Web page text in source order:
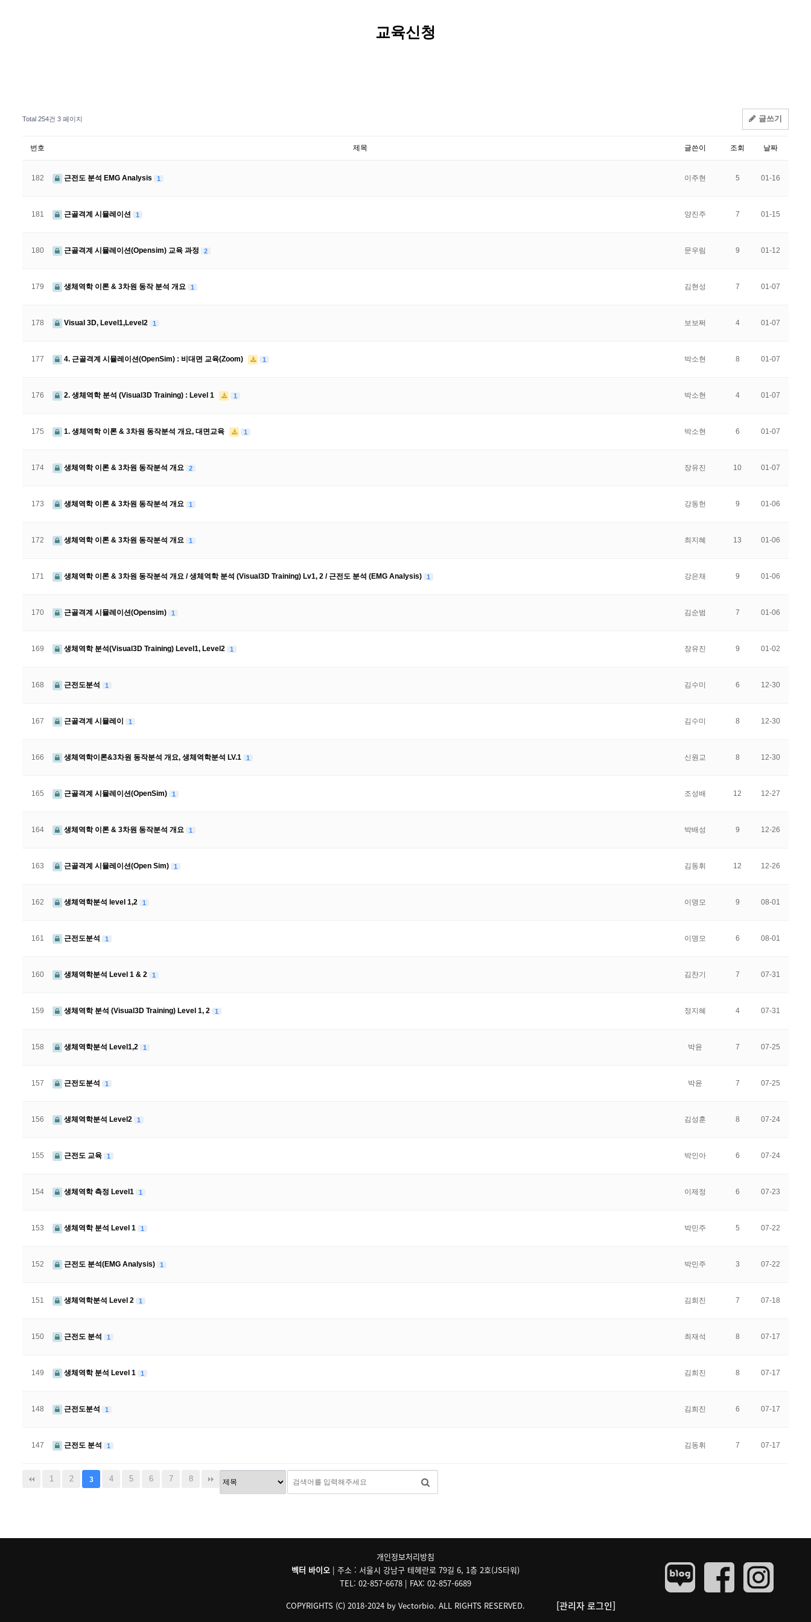
교육신청
Total 254건 3 페이지 글쓰기
번호 제목 글쓴이 조회 날짜
182 근전도 분석 EMG Analysis 1 이주현 5 01-16
181 근골격계 시뮬레이션 1 양진주 7 01-15
180 근골격계 시뮬레이션(Opensim) 교육 과정 2 문우림 9 01-12
179 생체역학 이론 & 3차원 동작 분석 개요 1 김현성 7 01-07
178 Visual 3D, Level1,Level2 1 보보쩌 4 01-07
177 4. 근골격계 시뮬레이션(OpenSim) : 비대면 교육(Zoom) 1 박소현 8 01-07
176 2. 생체역학 분석 (Visual3D Training) : Level 1 1 박소현 4 01-07
175 1. 생체역학 이론 & 3차원 동작분석 개요, 대면교육 1 박소현 6 01-07
174 생체역학 이론 & 3차원 동작분석 개요 2 장유진 10 01-07
173 생체역학 이론 & 3차원 동작분석 개요 1 강동헌 9 01-06
172 생체역학 이론 & 3차원 동작분석 개요 1 최지혜 13 01-06
171 생체역학 이론 & 3차원 동작분석 개요 / 생체역학 분석 (Visual3D Training) Lv1, 2 / 근전도 분석 (EMG Analysis) 1 강은채 9 01-06
170 근골격계 시뮬레이션(Opensim) 1 김순범 7 01-06
169 생체역학 분석(Visual3D Training) Level1, Level2 1 장유진 9 01-02
168 근전도분석 1 김수미 6 12-30
167 근골격계 시뮬레이 1 김수미 8 12-30
166 생체역학이론&3차원 동작분석 개요, 생체역학분석 LV.1 1 신원교 8 12-30
165 근골격계 시뮬레이션(OpenSim) 1 조성배 12 12-27
164 생체역학 이론 & 3차원 동작분석 개요 1 박배성 9 12-26
163 근골격계 시뮬레이션(Open Sim) 1 김동휘 12 12-26
162 생체역학분석 level 1,2 1 이명모 9 08-01
161 근전도분석 1 이명모 6 08-01
160 생체역학분석 Level 1 & 2 1 김찬기 7 07-31
159 생체역학 분석 (Visual3D Training) Level 1, 2 1 정지혜 4 07-31
158 생체역학분석 Level1,2 1 박윤 7 07-25
157 근전도분석 1 박윤 7 07-25
156 생체역학분석 Level2 1 김성훈 8 07-24
155 근전도 교육 1 박인아 6 07-24
154 생체역학 측정 Level1 1 이제정 6 07-23
153 생체역학 분석 Level 1 1 박민주 5 07-22
152 근전도 분석(EMG Analysis) 1 박민주 3 07-22
151 생체역학분석 Level 2 1 김희진 7 07-18
150 근전도 분석 1 최재석 8 07-17
149 생체역학 분석 Level 1 1 김희진 8 07-17
148 근전도분석 1 김희진 6 07-17
147 근전도 분석 1 김동휘 7 07-17
1 2 3 4 5 6 7 8
개인정보처리방침
벡터 바이오 | 주소 : 서울시 강남구 테헤란로 79길 6, 1층 2호(JS타워)
TEL: 02-857-6678 | FAX: 02-857-6689
COPYRIGHTS (C) 2018-2024 by Vectorbio. ALL RIGHTS RESERVED.
[관리자 로그인]